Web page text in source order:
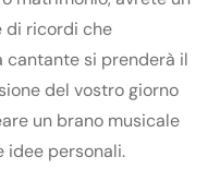
di ricordi che
cantante si prenderà il
del vostro giorno
un brano musicale
idee personali.